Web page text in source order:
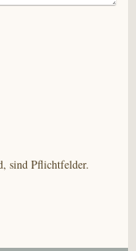
sind Pflichtfelder.